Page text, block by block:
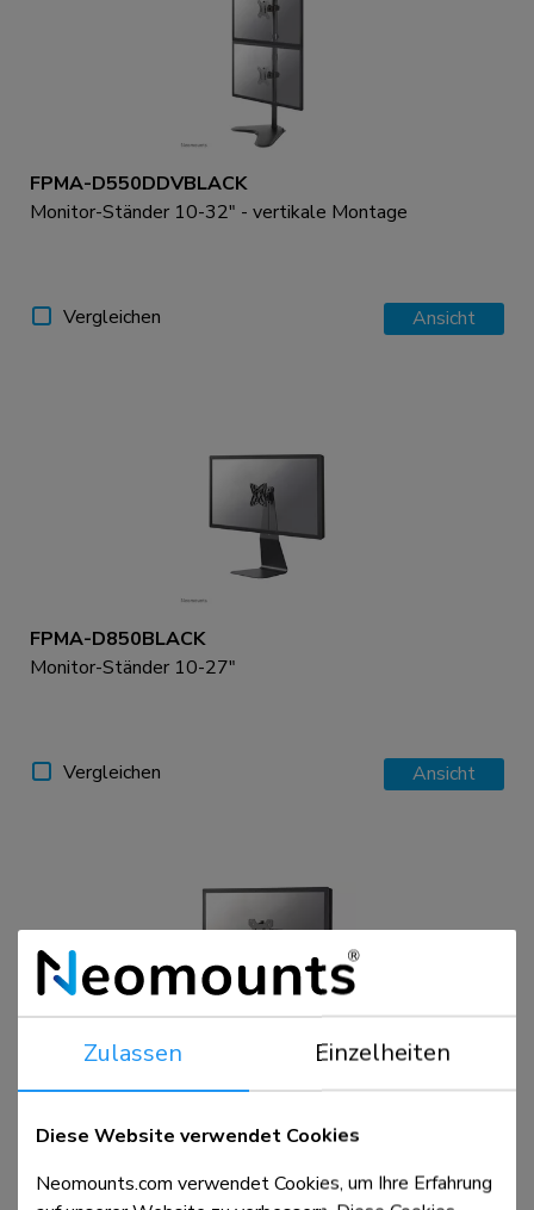
FPMA-D550DDVBLACK
Monitor-Ständer 10-32" - vertikale Montage
Vergleichen Ansicht
FPMA-D850BLACK
Monitor-Ständer 10-27"
Vergleichen Ansicht
FPMA-D865BLACK
Monitor-Ständer 10-32" - Gasfeder
Zulassen Einzelheiten
Diese Website verwendet Cookies
Neomounts.com verwendet Cookies, um Ihre Erfahrung